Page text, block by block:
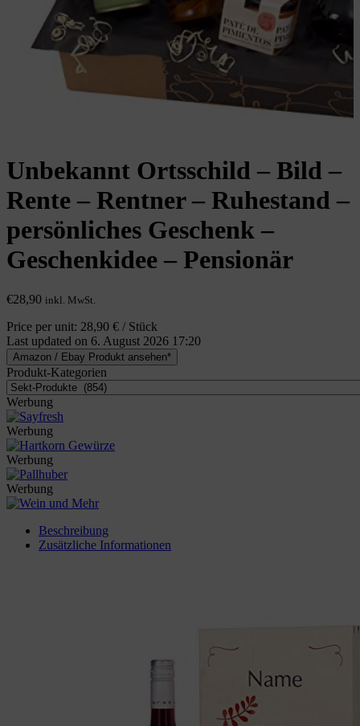
Unbekannt Ortsschild – Bild –
Rente – Rentner – Ruhestand –
persönliches Geschenk –
Geschenkidee – Pensionär
€28,90 inkl. MwSt.
Price per unit: 28,90 € / Stück
Last updated on 6. August 2026 17:20
Amazon / Ebay Produkt ansehen*
Produkt-Kategorien
Werbung
Werbung
Werbung
Werbung
Beschreibung
Zusätzliche Informationen